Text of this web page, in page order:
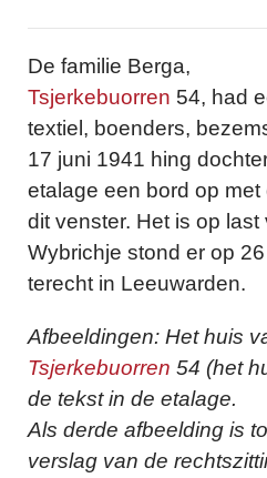
De familie Berga,
Tsjerkebuorren 54, had
textiel, boenders,
17 juni 1941 hing
etalage een bord op
dit venster. Het is op
Wybrichje stond er op
terecht in Leeuwarden.
Afbeeldingen: Het huis
Tsjerkebuorren 54 (het
de tekst in de etalage.
Als derde afbeelding is
verslag van de